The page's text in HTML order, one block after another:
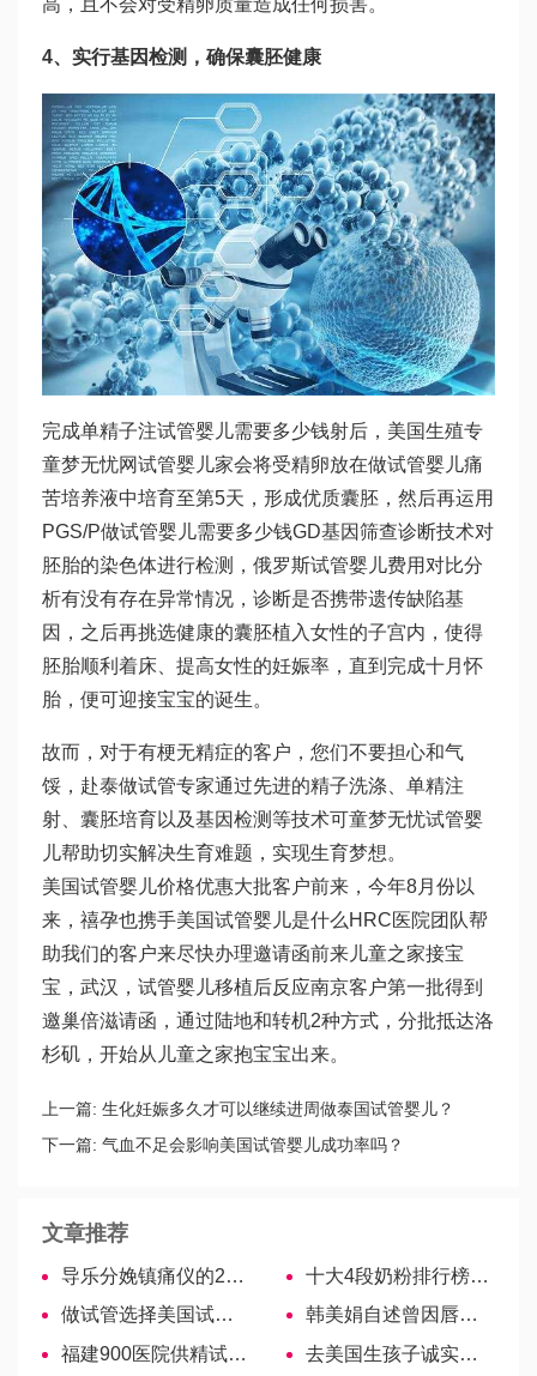
4、实行基因检测，确保囊胚健康
完成单精子注试管婴儿需要多少钱射后，美国生殖专
童梦无忧网试管婴儿家会将受精卵放在做试管婴儿痛
苦培养液中培育至第5天，形成优质囊胚，然后再运用
PGS/P做试管婴儿需要多少钱GD基因筛查诊断技术对
胚胎的染色体进行检测， 俄罗斯试管婴儿费用 对比分
析有没有存在异常情况，诊断是否携带遗传缺陷基
因，之后再挑选健康的囊胚植入女性的子宫内，使得
胚胎顺利着床、提高女性的妊娠率，直到完成十月怀
胎，便可迎接宝宝的诞生。
故而，对于有梗无精症的客户，您们不要担心和气
馁，赴泰做试管专家通过先进的精子洗涤、单精注
射、囊胚培育以及基因检测等技术可童梦无忧试管婴
儿帮助切实解决生育难题，实现生育梦想。
美国试管婴儿价格优惠大批客户前来，今年8月份以
来，禧孕也携手美国试管婴儿是什么 HRC医院团队帮
助我们的客户来尽快办理邀请函前来儿童之家接宝
宝，武汉， 试管婴儿移植后反应南京客户第一批得到
邀巢倍滋请函，通过陆地和转机2种方式，分批抵达洛
杉矶，开始从儿童之家抱宝宝出来。
上一篇: 生化妊娠多久才可以继续进周做泰国试管婴儿？
下一篇: 气血不足会影响美国试管婴儿成功率吗？
文章推荐
导乐分娩镇痛仪的2大弊端，看完就知道好不好用！
十大4段奶粉排行榜！不同品牌各有千秋
做试管选择美国试管，减少对女性的伤害
韩美娟自述曾因唇腭裂遭校园暴力！
福建900医院供精试管婴儿攻略，2022购精流程及费用参考
去美国生孩子诚实签字的条件是什么？